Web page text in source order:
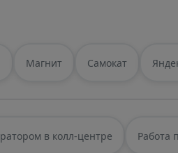
Магнит Самокат
в колл-центре Работа